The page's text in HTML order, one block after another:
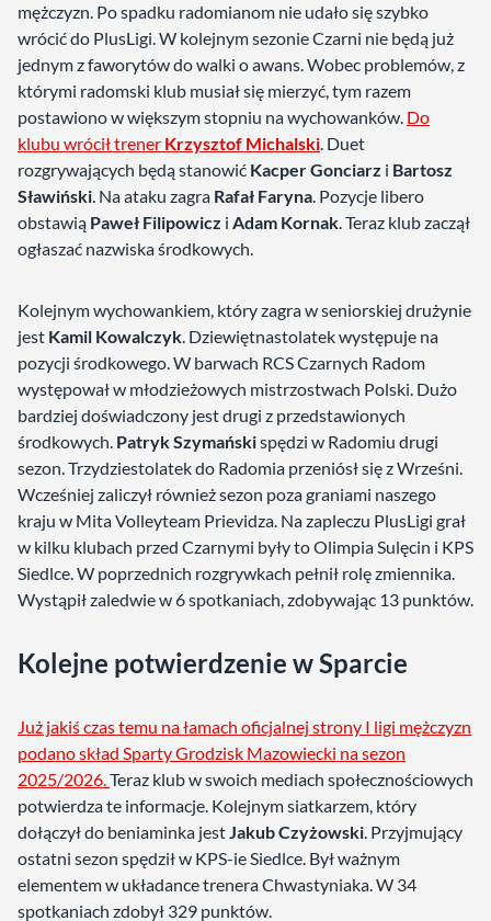
mężczyzn. Po spadku radomianom nie udało się szybko
wrócić do PlusLigi. W kolejnym sezonie Czarni nie będą już
jednym z faworytów do walki o awans. Wobec problemów, z
którymi radomski klub musiał się mierzyć, tym razem
postawiono w większym stopniu na wychowanków. Do
klubu wrócił trener Krzysztof Michalski. Duet
rozgrywających będą stanowić Kacper Gonciarz i Bartosz
Sławiński. Na ataku zagra Rafał Faryna. Pozycje libero
obstawią Paweł Filipowicz i Adam Kornak. Teraz klub zaczął
ogłaszać nazwiska środkowych.
Kolejnym wychowankiem, który zagra w seniorskiej drużynie
jest Kamil Kowalczyk. Dziewiętnastolatek występuje na
pozycji środkowego. W barwach RCS Czarnych Radom
występował w młodzieżowych mistrzostwach Polski. Dużo
bardziej doświadczony jest drugi z przedstawionych
środkowych. Patryk Szymańskispędzi w Radomiu drugi
sezon. Trzydziestolatek do Radomia przeniósł się z Wrześni.
Wcześniej zaliczył również sezon poza graniami naszego
kraju w Mita Volleyteam Prievidza. Na zapleczu PlusLigi grał
w kilku klubach przed Czarnymi były to Olimpia Sulęcin i KPS
Siedlce. W poprzednich rozgrywkach pełnił rolę zmiennika.
Wystąpił zaledwie w 6 spotkaniach, zdobywając 13 punktów.
Kolejne potwierdzenie w Sparcie
Już jakiś czas temu na łamach oficjalnej strony I ligi mężczyzn
podano skład Sparty Grodzisk Mazowiecki na sezon
2025/2026.Teraz klub w swoich mediach społecznościowych
potwierdza te informacje. Kolejnym siatkarzem, który
dołączył do beniaminka jestJakub Czyżowski. Przyjmujący
ostatni sezon spędził w KPS-ie Siedlce. Był ważnym
elementem w układance trenera Chwastyniaka. W 34
spotkaniach zdobył 329 punktów.